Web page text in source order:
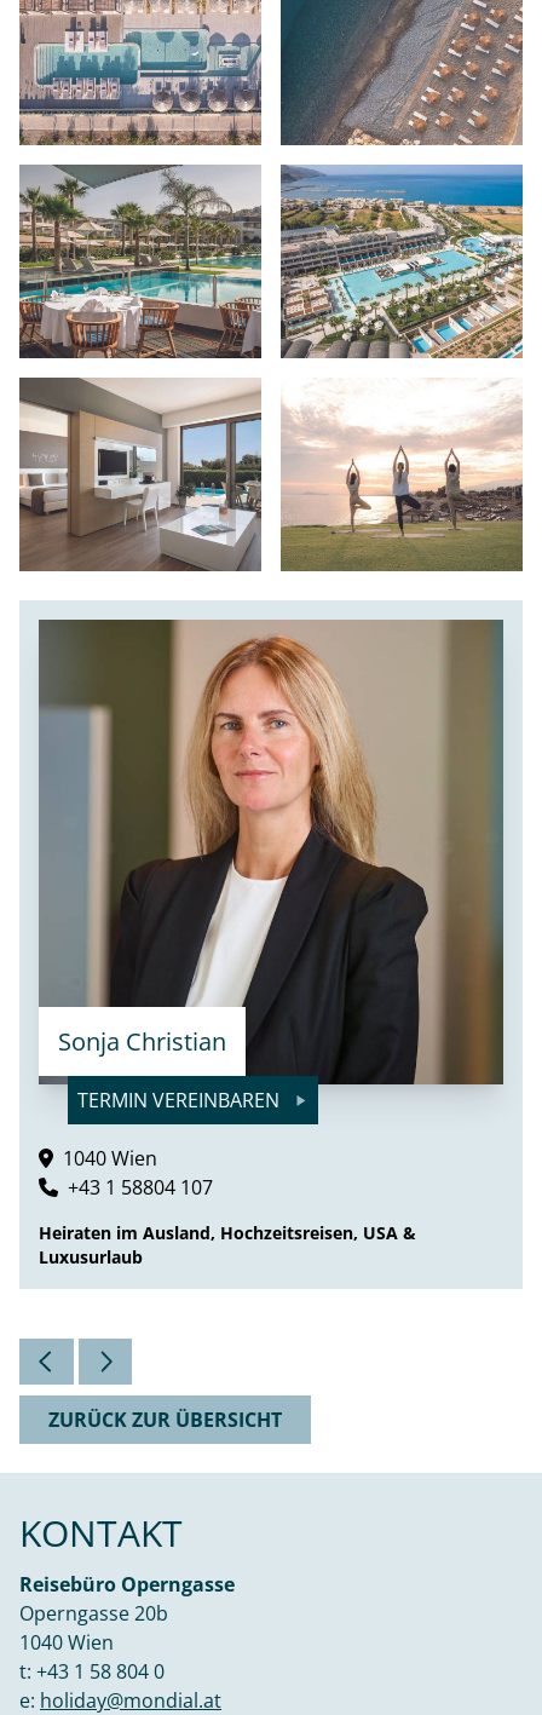
Sonja Christian
TERMIN VEREINBAREN
1040 Wien
+43 1 58804 107
Heiraten im Ausland, Hochzeitsreisen, USA &
Luxusurlaub
ZURÜCK ZUR ÜBERSICHT
KONTAKT
Reisebüro Operngasse
Operngasse 20b
1040 Wien
t: +43 1 58 804 0
e: holiday@mondial.at